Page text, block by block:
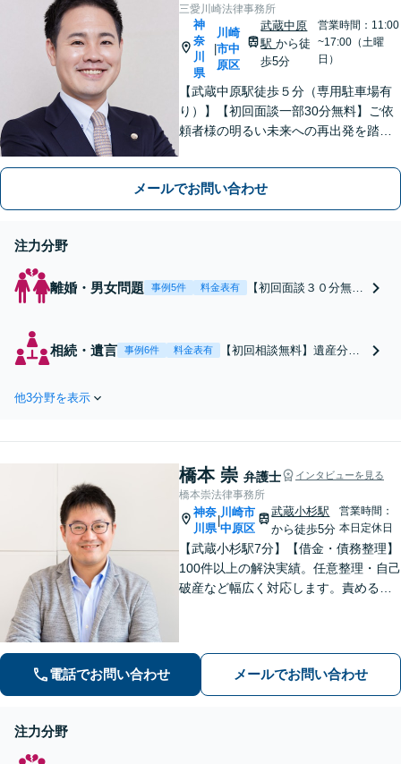
三愛川崎法律事務所
神
奈
川
県
川崎
市中
原区
武蔵中原
駅から徒
歩5分
営業時間：11:00
~17:00（土曜
日）
【武蔵中原駅徒歩５分（専用駐車場有
り）】【初回面談一部30分無料】ご依
頼者様の明るい未来への再出発を踏み
つ丁寧に対応いたします。お気軽にご
相談ください【完全個室・出張相談
可】【宅建資格有】不動産問題に注力
メールでお問い合わせ
注力分野
離婚・男女問題 事例5件 料金表有
【初回面談３０分無
な経験を踏まえて要点
ートします。まずは気
軽にご相談ください。
相続・遺言 事例6件 料金表有
【初回相談無料】遺産分
り】特に不動産が絡む相続
依頼者様の利益の最大化の
ために最後まで寄り添いサ
ポートいたします。
他3分野を表示
橋本 崇 弁護士 インタビューを見る
橋本崇法律事務所
神奈
川県
|
川崎市
中原区
武蔵小杉駅
から徒歩5分
営業時間：
本日定休日
【武蔵小杉駅7分】【借金・債務整理】
100件以上の解決実績。任意整理・自己
破産など幅広く対応します。責めるこ
室】【土日祝日面談可】
電話でお問い合わせ メールでお問い合わせ
注力分野